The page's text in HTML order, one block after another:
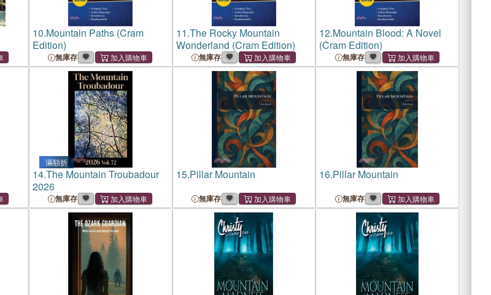
10.Mountain Paths (Cram
Edition)
無庫存
11.The Rocky Mountain
Wonderland (Cram Edition)
無庫存
12.Mountain Blood: A Novel
(Cram Edition)
無庫存
滿額折
14.The Mountain Troubadour
2026
無庫存
15.Pillar Mountain
無庫存
16.Pillar Mountain
無庫存